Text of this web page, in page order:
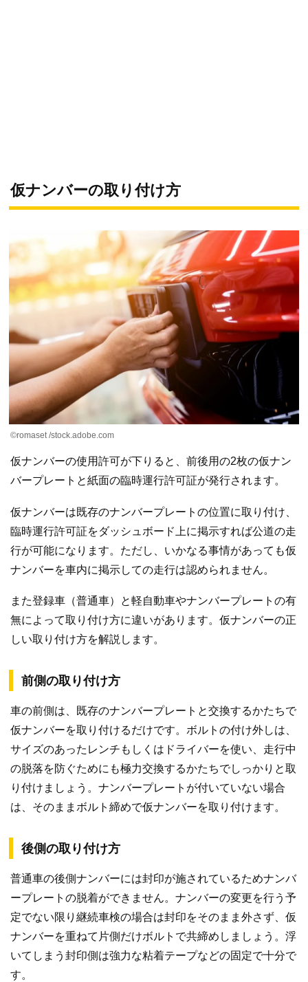
仮ナンバーの取り付け方
©romaset /stock.adobe.com
仮ナンバーの使用許可が下りると、前後用の2枚の仮ナン
バープレートと紙面の臨時運行許可証が発行されます。
仮ナンバーは既存のナンバープレートの位置に取り付け、
臨時運行許可証をダッシュボード上に掲示すれば公道の走
行が可能になります。ただし、いかなる事情があっても仮
ナンバーを車内に掲示しての走行は認められません。
また登録車（普通車）と軽自動車やナンバープレートの有
無によって取り付け方に違いがあります。仮ナンバーの正
しい取り付け方を解説します。
前側の取り付け方
車の前側は、既存のナンバープレートと交換するかたちで
仮ナンバーを取り付けるだけです。ボルトの付け外しは、
サイズのあったレンチもしくはドライバーを使い、走行中
の脱落を防ぐためにも極力交換するかたちでしっかりと取
り付けましょう。ナンバープレートが付いていない場合
は、そのままボルト締めで仮ナンバーを取り付けます。
後側の取り付け方
普通車の後側ナンバーには封印が施されているためナンバ
ープレートの脱着ができません。ナンバーの変更を行う予
定でない限り継続車検の場合は封印をそのまま外さず、仮
ナンバーを重ねて片側だけボルトで共締めしましょう。浮
いてしまう封印側は強力な粘着テープなどの固定で十分で
す。